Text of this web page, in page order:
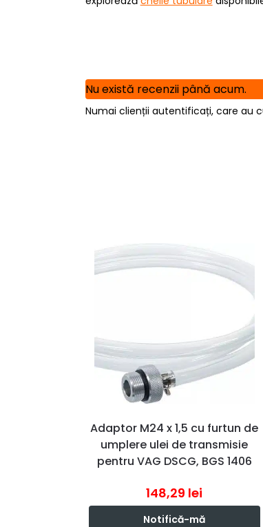
Nu există recenzii până acum.
Numai clienții autentificați, care au
Adaptor M24 x 1,5 cu furtun de
umplere ulei de transmisie
pentru VAG DSCG, BGS 1406
148,29 lei
Notifică-mă